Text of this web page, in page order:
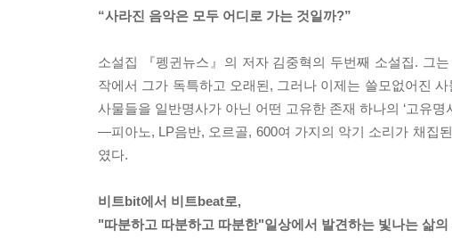
“사라진 음악은 모두 어디로 가는 것일까?”
소설집 『펭귄뉴스』의 저자 김중혁의 두번째 소설집. 그
작에서 그가 독특하고 오래된, 그러나 이제는 쓸모없어진
사물들을 일반명사가 아닌 어떤 고유한 존재 하나의 ‘고유
―피아노, LP음반, 오르골, 600여 가지의 악기 소리가 채
였다.
비트bit에서 비트beat로,
"따분하고 따분하고 따분한"일상에서 발견하는 빛나는 삶의